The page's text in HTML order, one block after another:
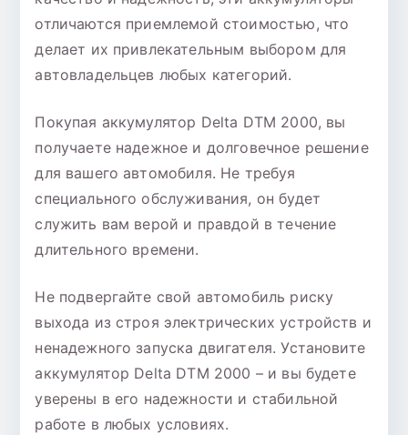
отличаются приемлемой стоимостью, что
делает их привлекательным выбором для
автовладельцев любых категорий.
Покупая аккумулятор Delta DTM 2000, вы
получаете надежное и долговечное решение
для вашего автомобиля. Не требуя
специального обслуживания, он будет
служить вам верой и правдой в течение
длительного времени.
Не подвергайте свой автомобиль риску
выхода из строя электрических устройств и
ненадежного запуска двигателя. Установите
аккумулятор Delta DTM 2000 – и вы будете
уверены в его надежности и стабильной
работе в любых условиях.